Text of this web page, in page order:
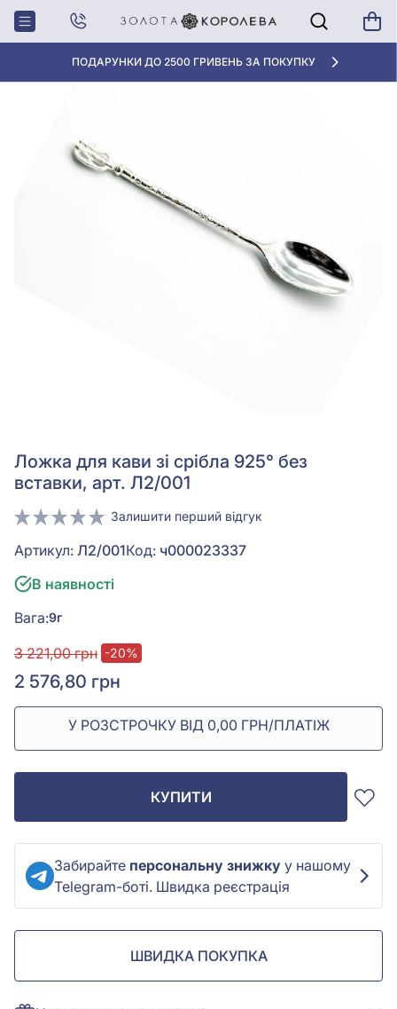
ПОДАРУНКИ ДО 2500 ГРИВЕНЬ ЗА ПОКУПКУ
Головна Ложка для кави зі срібла 925° без вставки, арт. Л2/001
Ложка для кави зі срібла 925° без
вставки, арт. Л2/001
Залишити перший відгук
Артикул: Л2/001Код: ч000023337
В наявності
Вага:9г
3 221,00 грн -20%
2 576,80 грн
У РОЗСТРОЧКУ ВІД 0,00 ГРН/ПЛАТІЖ
КУПИТИ
Забирайте персональну знижку у нашому
Telegram-боті. Швидка реєстрація
ШВИДКА ПОКУПКА